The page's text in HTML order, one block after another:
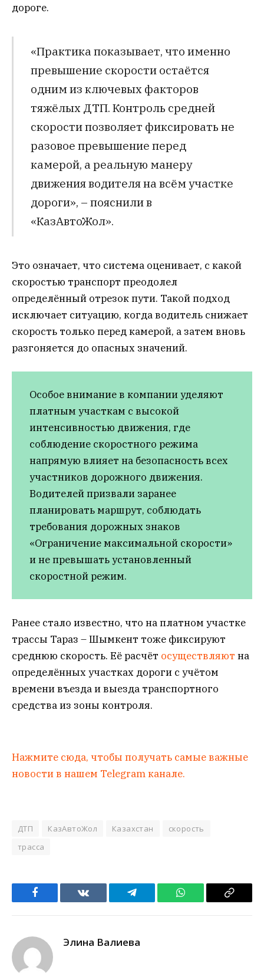
дороге.
«Практика показывает, что именно
превышение скорости остаётся
одним из ключевых факторов
тяжёлых ДТП. Контроль средней
скорости позволяет фиксировать не
разовое превышение перед
камерой, а реальную манеру
движения водителя на всём участке
дороги», – пояснили в
«КазАвтоЖол».
Это означает, что система оценивает, с какой
скоростью транспорт преодолел
определённый отрезок пути. Такой подход
исключает ситуацию, когда водитель снижает
скорость только перед камерой, а затем вновь
разгоняется до опасных значений.
Особое внимание в компании уделяют
платным участкам с высокой
интенсивностью движения, где
соблюдение скоростного режима
напрямую влияет на безопасность всех
участников дорожного движения.
Водителей призвали заранее
планировать маршрут, соблюдать
требования дорожных знаков
«Ограничение максимальной скорости»
и не превышать установленный
скоростной режим.
Ранее стало известно, что на платном участке
трассы Тараз – Шымкент тоже фиксируют
среднюю скорость. Её расчёт осуществляют на
определённых участках дороги с учётом
времени въезда и выезда транспортного
средства из зоны контроля.
Нажмите сюда, чтобы получать самые важные
новости в нашем Telegram канале.
ДТП КазАвтоЖол Казахстан
скорость
трасса
Facebook VKontakteTelegram WhatsApp Copy
Элина Валиева